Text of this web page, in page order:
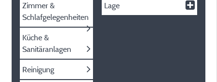
Zimmer &
Schlafgelegenheiten
Küche &
Sanitäranlagen
Reinigung
Lage